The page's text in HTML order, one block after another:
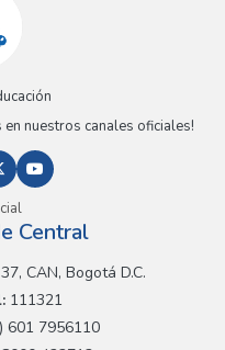
en nuestros canales oficiales!
Central
CAN, Bogotá D.C.
111321
7956110